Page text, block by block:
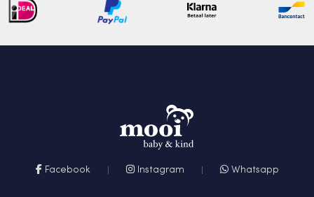
Facebook Instagram Whatsapp